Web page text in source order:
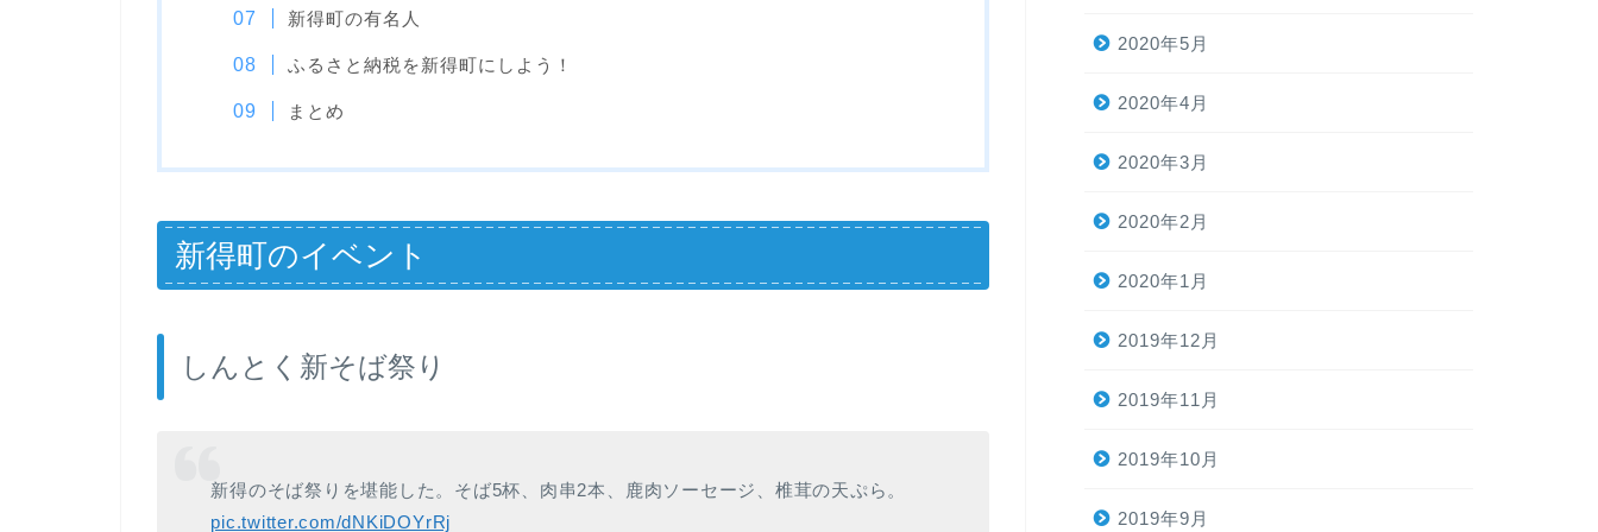
新得町の有名人
ふるさと納税を新得町にしよう！
まとめ
新得町のイベント
しんとく新そば祭り
新得のそば祭りを堪能した。そば5杯、肉串2本、鹿肉ソーセージ、椎茸の天ぷら。
pic.twitter.com/dNKiDOYrRj
2020年5月
2020年4月
2020年3月
2020年2月
2020年1月
2019年12月
2019年11月
2019年10月
2019年9月